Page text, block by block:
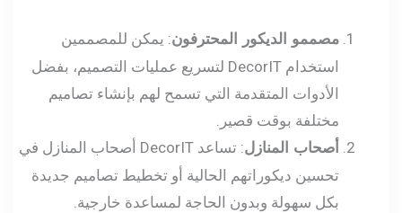
مصممو الديكور المحترفون: يمكن للمصممين
استخدام DecorIT لتسريع عمليات التصميم، بفضل
الأدوات المتقدمة التي تسمح لهم بإنشاء تصاميم
مختلفة بوقت قصير.
أصحاب المنازل
: تساعد DecorIT أصحاب المنازل في
تحسين ديكوراتهم الحالية أو تخطيط تصاميم جديدة
بكل سهولة وبدون الحاجة لمساعدة خارجية.